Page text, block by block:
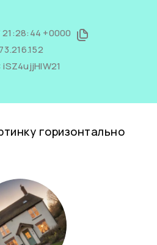
+0000
iSZ4ujjHIW21
горизонтально